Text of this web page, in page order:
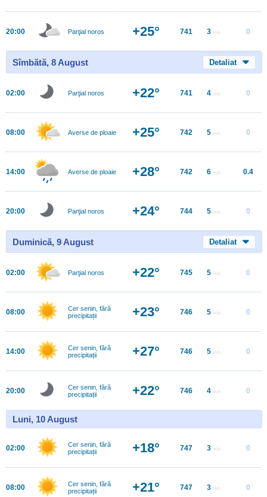
20:00 Parţial noros +25° 741 3 m/s 0
Sîmbătă, 8 August Detaliat
02:00 Parţial noros +22° 741 4 m/s 0
08:00 Averse de ploaie +25° 742 5 m/s 0
14:00 Averse de ploaie +28° 742 6 m/s 0.4
20:00 Parţial noros +24° 744 5 m/s 0
Duminică, 9 August Detaliat
02:00 Parţial noros +22° 745 5 m/s 0
08:00
Cer senin, fără
precipitații
+23° 746 5 m/s 0
14:00
Cer senin, fără
precipitații
+27° 746 5 m/s 0
20:00
Cer senin, fără
precipitații
+22° 746 4 m/s 0
Luni, 10 August
02:00
Cer senin, fără
precipitații
+18° 747 3 m/s 0
08:00
Cer senin, fără
precipitații
+21° 747 3 m/s 0